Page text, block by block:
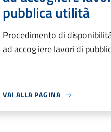
pubblica utilità
Procedimento di
ad accogliere lavori di
VAI ALLA PAGINA